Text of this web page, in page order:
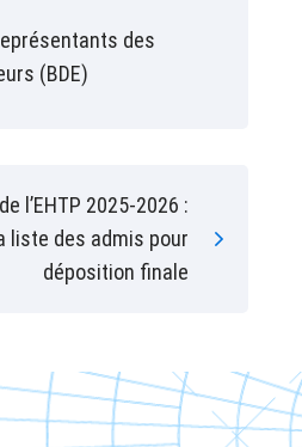
des
(BDE)
l’EHTP 2025-2026 :
liste des admis pour
déposition finale